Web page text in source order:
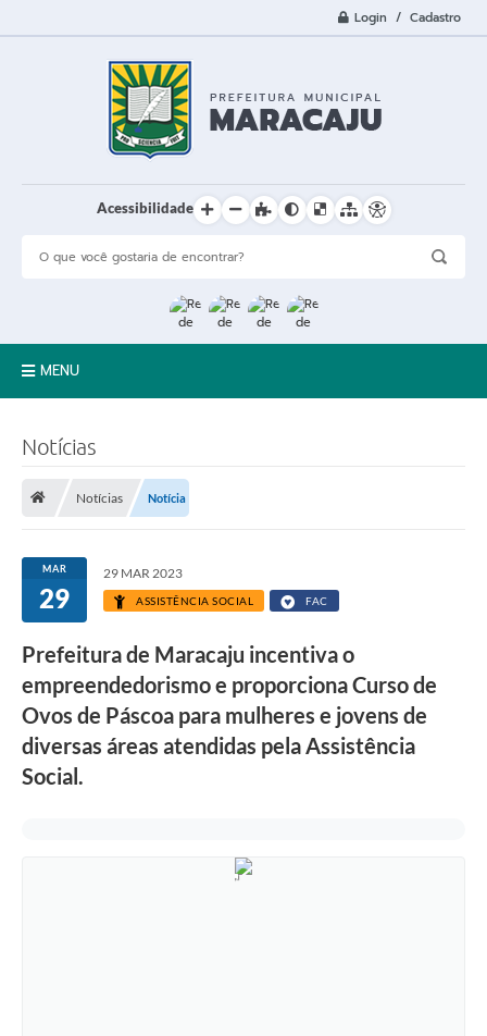
Login / Cadastro
Acessibilidade
MENU
LGPD
Licitações
Transparência
Publicações
Controladoria Geral Municipal
Notícias
Notícias Notícia
MAR
29
29 MAR 2023
ASSISTÊNCIA SOCIAL FAC
Prefeitura de Maracaju incentiva o
empreendedorismo e proporciona Curso de
Ovos de Páscoa para mulheres e jovens de
diversas áreas atendidas pela Assistência
Social.